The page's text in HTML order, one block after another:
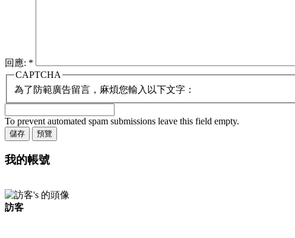
回應: *
CAPTCHA
為了防範廣告留言，麻煩您輸入以下文字：
To prevent automated spam submissions leave this field empty.
我的帳號
訪客